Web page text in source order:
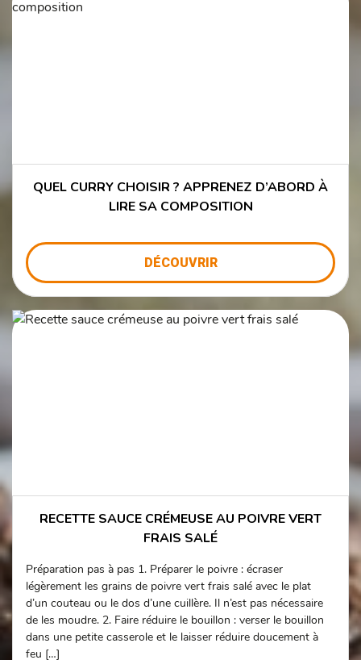
QUEL CURRY CHOISIR ? APPRENEZ D’ABORD À
LIRE SA COMPOSITION
DÉCOUVRIR
RECETTE SAUCE CRÉMEUSE AU POIVRE VERT
FRAIS SALÉ
Préparation pas à pas 1. Préparer le poivre : écraser
légèrement les grains de poivre vert frais salé avec le plat
d’un couteau ou le dos d’une cuillère. Il n’est pas nécessaire
de les moudre. 2. Faire réduire le bouillon : verser le bouillon
dans une petite casserole et le laisser réduire doucement à
feu […]